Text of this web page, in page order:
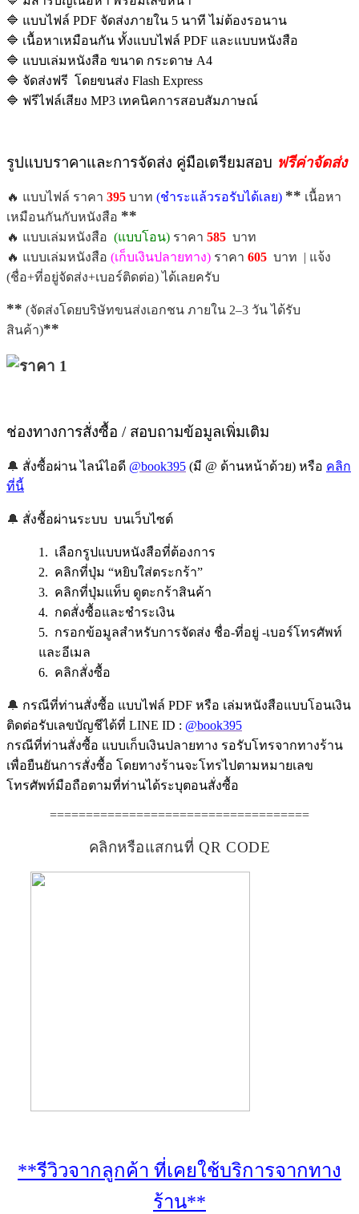
🔷 แบบไฟล์ PDF จัดส่งภายใน 5 นาที ไม่ต้องรอนาน
🔷 เนื้อหาเหมือนกัน ทั้งแบบไฟล์ PDF และแบบหนังสือ
🔷 แบบเล่มหนังสือ ขนาด กระดาษ A4
🔷 จัดส่งฟรี โดยขนส่ง Flash Express
🔷 ฟรีไฟล์เสียง MP3 เทคนิคการสอบสัมภาษณ์
รูปแบบราคาและการจัดส่ง คู่มือเตรียมสอบ ฟรีค่าจัดส่ง
🔥 แบบไฟล์ ราคา 395 บาท (ชำระแล้วรอรับได้เลย) ** เนื้อหา
เหมือนกันกับหนังสือ **
🔥 แบบเล่มหนังสือ (แบบโอน) ราคา 585 บาท
🔥 แบบเล่มหนังสือ (เก็บเงินปลายทาง) ราคา 605 บาท | แจ้ง
(ชื่อ+ที่อยู่จัดส่ง+เบอร์ติดต่อ) ได้เลยครับ
** (จัดส่งโดยบริษัทขนส่งเอกชน ภายใน 2–3 วัน ได้รับ
สินค้า)**
ช่องทางการสั่งซื้อ / สอบถามข้อมูลเพิ่มเติม
🔔 สั่งซื้อผ่าน ไลน์ไอดี @book395 (มี @ ด้านหน้าด้วย) หรือ คลิก
ที่นี้
🔔 สั่งชื้อผ่านระบบ บนเว็บไซต์
1. เลือกรูปแบบหนังสือที่ต้องการ
2. คลิกที่ปุ่ม “หยิบใส่ตระกร้า”
3. คลิกที่ปุ่มแท็บ ดูตะกร้าสินค้า
4. กดสั่งซื้อและชำระเงิน
5. กรอกข้อมูลสำหรับการจัดส่ง ชื่อ-ที่อยู่ -เบอร์โทรศัพท์
และอีเมล
6. คลิกสั่งซื้อ
🔔 กรณีที่ท่านสั่งซื้อ แบบไฟล์ PDF หรือ เล่มหนังสือแบบโอนเงิน
ติดต่อรับเลขบัญชีได้ที่ LINE ID : @book395
กรณีที่ท่านสั่งซื้อ แบบเก็บเงินปลายทาง รอรับโทรจากทางร้าน
เพื่อยืนยันการสั่งซื้อ โดยทางร้านจะโทรไปตามหมายเลข
โทรศัพท์มือถือตามที่ท่านได้ระบุตอนสั่งซื้อ
====================================
คลิกหรือแสกนที่ QR CODE
**รีวิวจากลูกค้า ที่เคยใช้บริการจากทาง
ร้าน**